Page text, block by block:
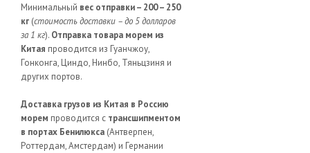
Минимальный вес отправки – 200 – 250
кг (стоимость доставки – до 5 долларов
за 1 кг). Отправка товара морем из
Китая проводится из Гуанчжоу,
Гонконга, Циндо, Нинбо, Тяньцзиня и
других портов.
Доставка грузов из Китая в Россию
морем проводится с трансшипментом
в портах Бенилюкса (Антверпен,
Роттердам, Амстердам) и Германии